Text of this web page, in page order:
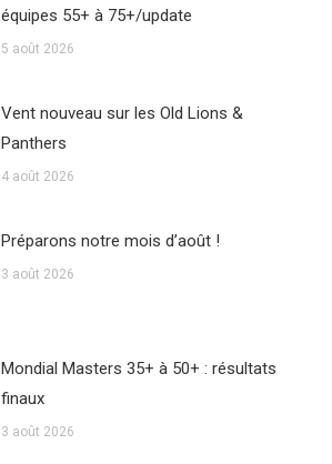
équipes 55+ à 75+/update
5 août 2026
Vent nouveau sur les Old Lions &
Panthers
4 août 2026
Préparons notre mois d’août !
3 août 2026
Mondial Masters 35+ à 50+ : résultats
finaux
3 août 2026